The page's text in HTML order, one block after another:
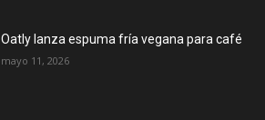
Oatly lanza espuma fría vegana para café
mayo 11, 2026